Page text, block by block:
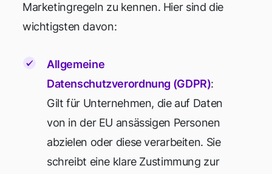
Marketingregeln zu kennen. Hier sind die
wichtigsten davon:
Allgemeine
Datenschutzverordnung (GDPR):
Gilt für Unternehmen, die auf Daten
von in der EU ansässigen Personen
abzielen oder diese verarbeiten. Sie
schreibt eine klare Zustimmung zur